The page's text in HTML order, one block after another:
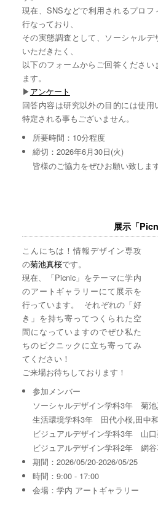
現在、SNSなどで利用されるプロ
行なっており、
その実態調査として、ソーシャルデ
いただきたく、
以下のフォームからご回答くださ
ます。
▶︎アンケート
回答内容は研究以外の目的には使
特定される事もございません。
所要時間：10分程度
締切：2026年6月30日(火)
皆様のご協力をぜひお願い致します
展示「
こんにちは！情報デザイン専攻
の菊池真桜です。
現在、「Picnic」をテーマに学内
のアートギャラリーにて展示を
行っています。 それぞれの「好
き」を持ち寄ってつくられた空
間になっていますのでぜひ私た
ちのピクニックに立ち寄ってみ
てください！
ご来場お待ちしております！
参加メンバー
ソーシャルデザイン学科3年 菊
生活環境学科3年 田代小桜,田中
ビジュアルデザイン学科3年 山口
ビジュアルデザイン学科2年 網
期間：2026/05/20-2026/05/25
時間：9:00 - 17:00
会場：学内 アートギャラリー